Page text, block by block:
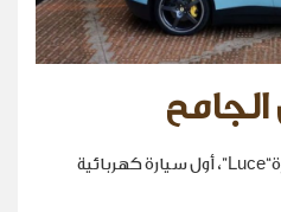
الجامح
كشفت شركةFerrari عن سيارة“Luce”، أول سيارة كهربائية